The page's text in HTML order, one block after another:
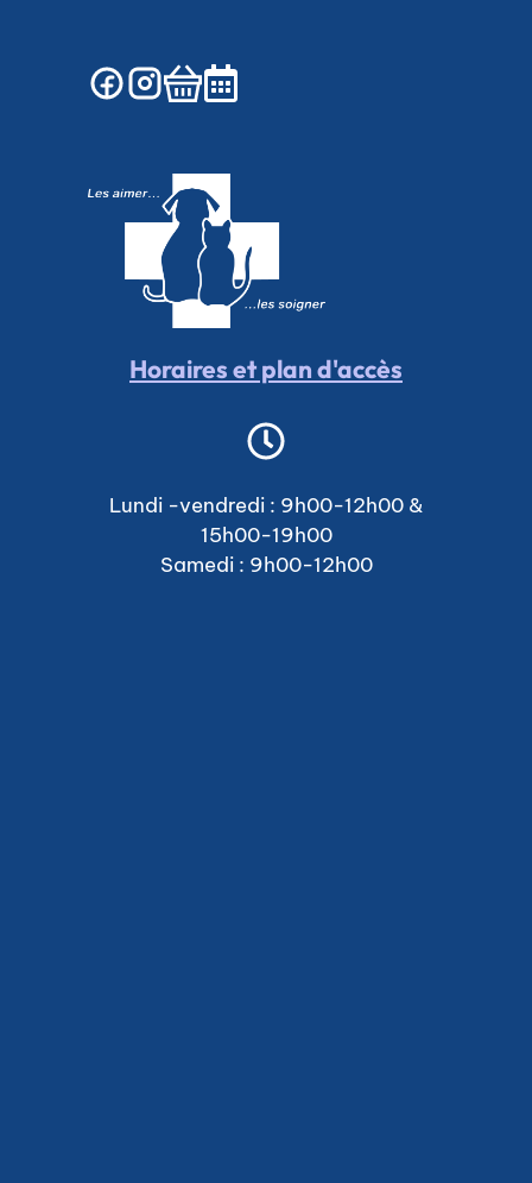
Horaires et plan d'accès
Lundi -vendredi : 9h00-12h00 &
15h00-19h00
Samedi : 9h00-12h00